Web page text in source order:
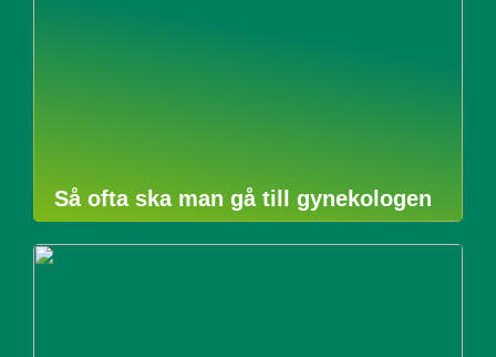
Så ofta ska man gå till gynekologen